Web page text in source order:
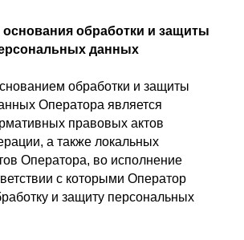
обработки и защиты
данных
обработки и защиты
Оператора является
правовых актов
а также локальных
Оператора, во исполнение
с которыми Оператор
и защиту персональных